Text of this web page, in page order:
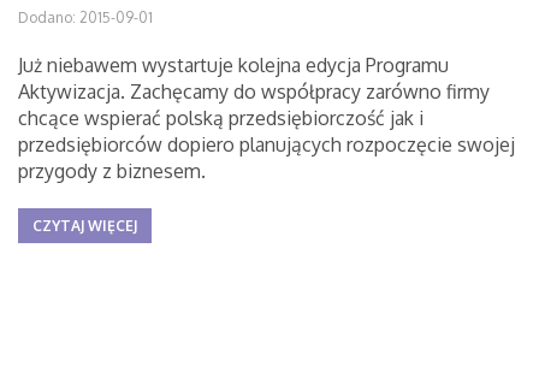
Dodano: 2015-09-01
Już niebawem wystartuje kolejna edycja Programu
Aktywizacja. Zachęcamy do współpracy zarówno firmy
chcące wspierać polską przedsiębiorczość jak i
przedsiębiorców dopiero planujących rozpoczęcie swojej
przygody z biznesem.
CZYTAJ WIĘCEJ